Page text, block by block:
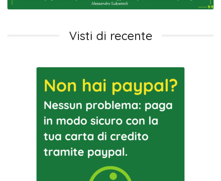
Visti di recente